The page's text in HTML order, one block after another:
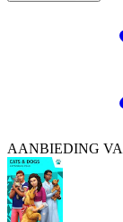
AANBIEDING